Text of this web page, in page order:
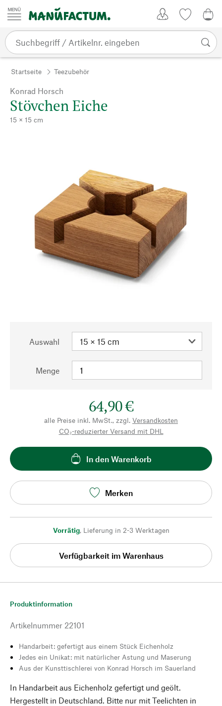
Zum Inhalt springen
Startseite Teezubehör
Konrad Horsch
Stövchen Eiche
15 × 15 cm
Auswahl
Menge
64,90 €
alle Preise inkl. MwSt., zzgl. Versandkosten
CO₂-reduzierter Versand mit DHL
In den Warenkorb
Merken
Vorrätig, Lieferung in 2-3 Werktagen
Verfügbarkeit im Warenhaus
Produktinformation
Artikelnummer 22101
Handarbeit: gefertigt aus einem Stück Eichenholz
Jedes ein Unikat: mit natürlicher Astung und Maserung
Aus der Kunsttischlerei von Konrad Horsch im Sauerland
In Handarbeit aus Eichenholz gefertigt und geölt.
Hergestellt in Deutschland. Bitte nur mit Teelichten in